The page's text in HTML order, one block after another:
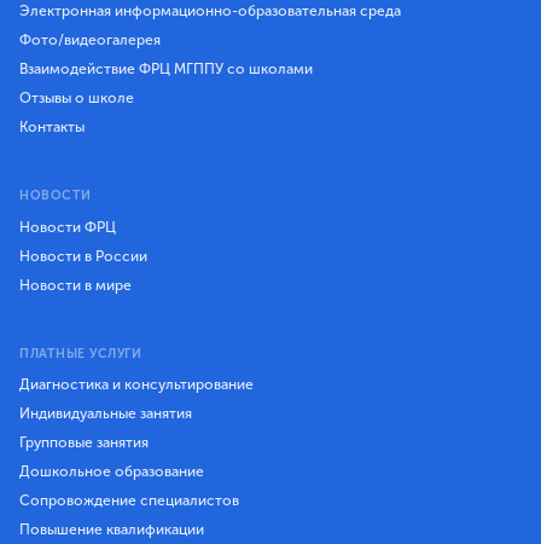
Электронная информационно-образовательная среда
Фото/видеогалерея
Взаимодействие ФРЦ МГППУ со школами
Отзывы о школе
Контакты
НОВОСТИ
Новости ФРЦ
Новости в России
Новости в мире
ПЛАТНЫЕ УСЛУГИ
Диагностика и консультирование
Индивидуальные занятия
Групповые занятия
Дошкольное образование
Сопровождение специалистов
Повышение квалификации